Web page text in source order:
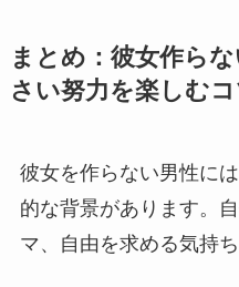
まとめ：彼女作ら
さい努力を楽しむ
彼女を作らない男性に
的な背景があります。
マ、自由を求める気持